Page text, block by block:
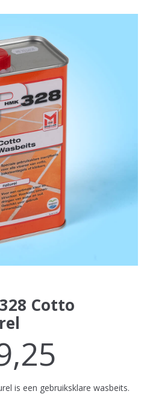
Cotto
is een gebruiksklare wasbeits.